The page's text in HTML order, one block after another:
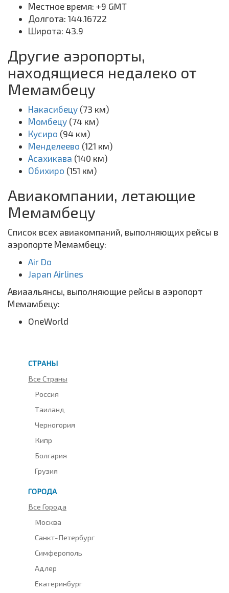
Местное время: +9 GMT
Долгота: 144.16722
Широта: 43.9
Другие аэропорты,
находящиеся недалеко от
Мемамбецу
Накасибецу (73 км)
Момбецу (74 км)
Кусиро (94 км)
Менделеево (121 км)
Асахикава (140 км)
Обихиро (151 км)
Авиакомпании, летающие
Мемамбецу
Список всех авиакомпаний, выполняющих рейсы в
аэропорте Мемамбецу:
Air Do
Japan Airlines
Авиаальянсы, выполняющие рейсы в аэропорт
Мемамбецу:
OneWorld
СТРАНЫ
Все Страны
Россия
Таиланд
Черногория
Кипр
Болгария
Грузия
ГОРОДА
Все Города
Москва
Санкт-Петербург
Симферополь
Адлер
Екатеринбург